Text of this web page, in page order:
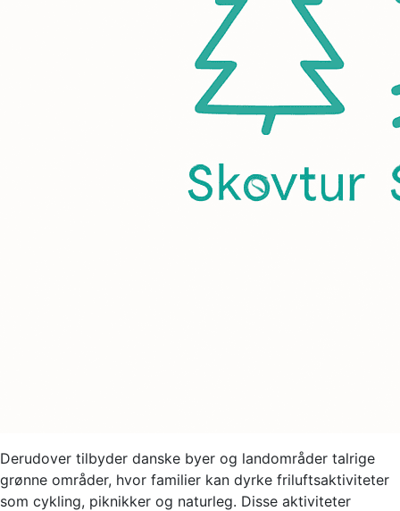
Derudover tilbyder danske byer og landområder talrige
grønne områder, hvor familier kan dyrke friluftsaktiviteter
som cykling, piknikker og naturleg. Disse aktiviteter